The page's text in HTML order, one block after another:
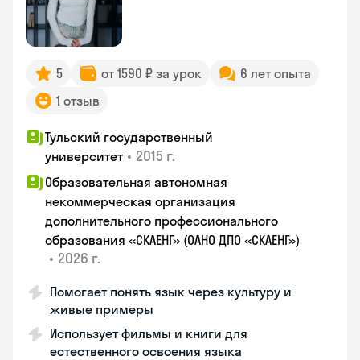
5 от 1590 ₽ за урок
6 лет опыта
1 отзыв
Тульский государственный
университет • 2015 г.
Образовательная автономная
некоммерческая организация
дополнительного профессионального
образования «СКАЕНГ» (ОАНО ДПО «СКАЕНГ»)
• 2026 г.
Помогает понять язык через культуру и
живые примеры
Использует фильмы и книги для
естественного освоения языка